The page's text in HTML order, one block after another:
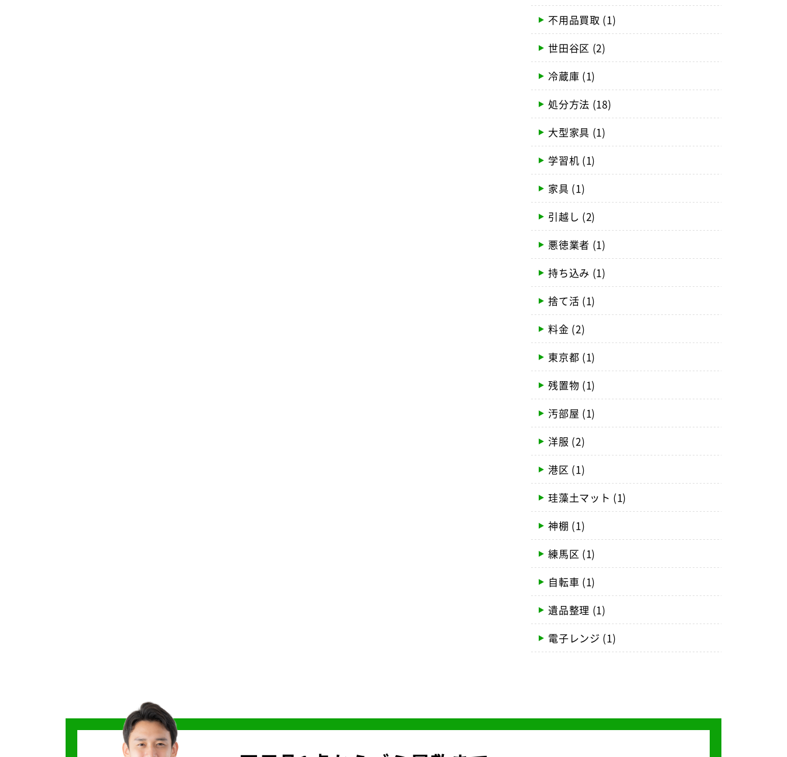
不用品買取 (1)
世田谷区 (2)
冷蔵庫 (1)
処分方法 (18)
大型家具 (1)
学習机 (1)
家具 (1)
引越し (2)
悪徳業者 (1)
持ち込み (1)
捨て活 (1)
料金 (2)
東京都 (1)
残置物 (1)
汚部屋 (1)
洋服 (2)
港区 (1)
珪藻土マット (1)
神棚 (1)
練馬区 (1)
自転車 (1)
遺品整理 (1)
電子レンジ (1)